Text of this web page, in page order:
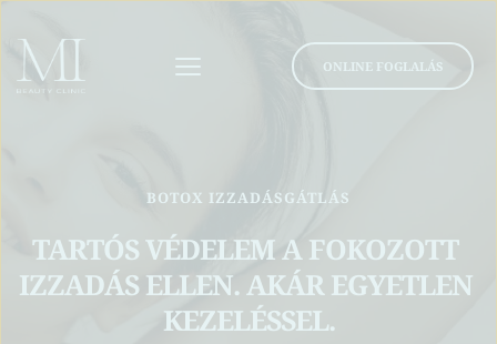
ONLINE FOGLALÁS
BOTOX IZZADÁSGÁTLÁS
TARTÓS VÉDELEM A FOKOZOTT
IZZADÁS ELLEN. AKÁR EGYETLEN
KEZELÉSSEL.